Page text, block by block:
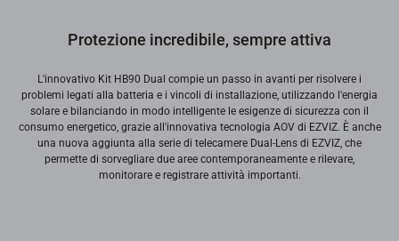
Protezione incredibile, sempre attiva
L'innovativo Kit HB90 Dual compie un passo in avanti per risolvere i
problemi legati alla batteria e i vincoli di installazione, utilizzando l'energia
solare e bilanciando in modo intelligente le esigenze di sicurezza con il
consumo energetico, grazie all'innovativa tecnologia AOV di EZVIZ. È anche
una nuova aggiunta alla serie di telecamere Dual-Lens di EZVIZ, che
permette di sorvegliare due aree contemporaneamente e rilevare,
monitorare e registrare attività importanti.